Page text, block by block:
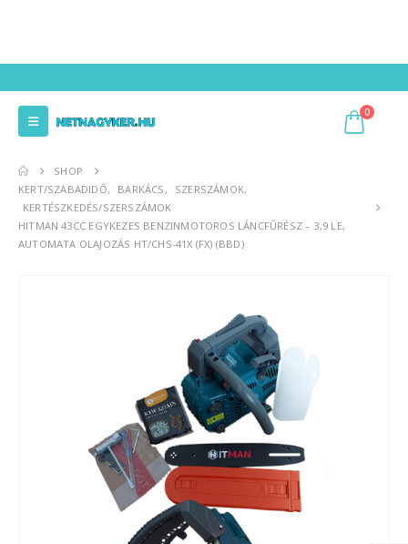
0
SHOP
KERT/SZABADIDŐ, BARKÁCS, SZERSZÁMOK,
KERTÉSZKEDÉS/SZERSZÁMOK
HITMAN 43CC EGYKEZES BENZINMOTOROS LÁNCFŰRÉSZ – 3,9 LE,
AUTOMATA OLAJOZÁS HT/CHS-41X (FX) (BBD)